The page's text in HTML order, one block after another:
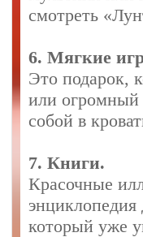
смотреть
6. Мягкие
Это подарок,
или огромный
собой в
7. Книги.
Красочные
который уже